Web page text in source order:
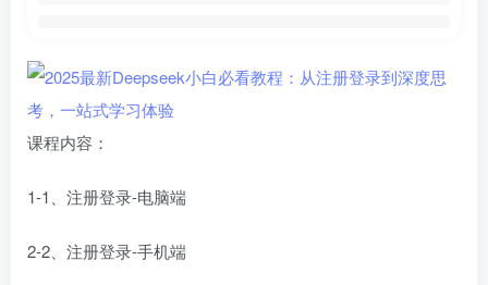
课程内容：
1-1、注册登录-电脑端
2-2、注册登录-手机端